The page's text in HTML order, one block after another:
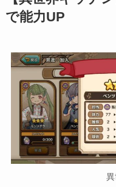
で能力UP